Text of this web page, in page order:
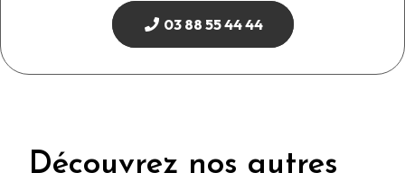
03 88 55 44 44
Découvrez nos autres